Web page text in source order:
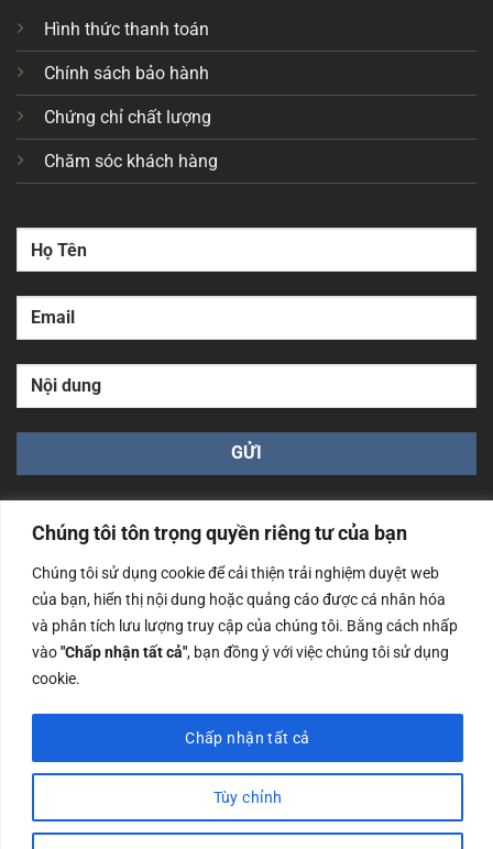
Chúng tôi tôn trọng quyền riêng tư của bạn
Chúng tôi sử dụng cookie để cải thiện trải nghiệm duyệt web
của bạn, hiển thị nội dung hoặc quảng cáo được cá nhân hóa
và phân tích lưu lượng truy cập của chúng tôi. Bằng cách nhấp
vào"Chấp nhận tất cả", bạn đồng ý với việc chúng tôi sử dụng
cookie.
Tùy chỉnh
Chấp nhận tất cả
Hình thức thanh toán
Chính sách bảo hành
Chứng chỉ chất lượng
Chăm sóc khách hàng
Công ty TNHH Nam Bình Xương - Số ĐKKD: 0108783483
cấp ngày 14/06/2019 bởi Sở Kế Hoạch và Đầu Tư Tp. Hà
Nội
Copyrights @2023 Nam Binh Xuong. All Rights Reserved